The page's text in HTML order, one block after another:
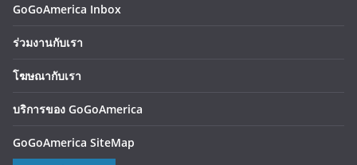
GoGoAmerica Inbox
ร่วมงานกับเรา
โฆษณากับเรา
บริการของ GoGoAmerica
GoGoAmerica SiteMap